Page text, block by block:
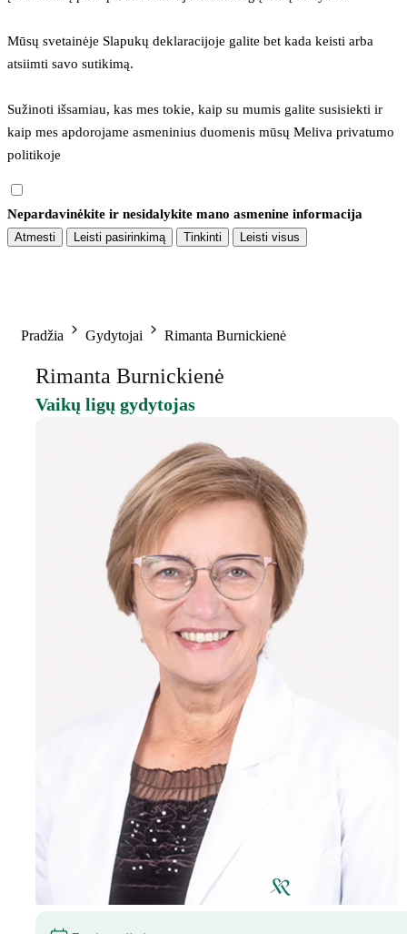
Mūsų svetainėje Slapukų deklaracijoje galite bet kada keisti arba
atsiimti savo sutikimą.
Sužinoti išsamiau, kas mes tokie, kaip su mumis galite susisiekti ir
kaip mes apdorojame asmeninius duomenis mūsų Meliva privatumo
politikoje
Nepardavinėkite ir nesidalykite mano asmenine informacija
Atmesti Leisti pasirinkimą Tinkinti Leisti visus
Pradžia Gydytojai Rimanta Burnickienė
Rimanta Burnickienė
Vaikų ligų gydytojas